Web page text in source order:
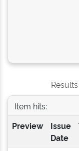
Item hits:
Preview
Issue
Date